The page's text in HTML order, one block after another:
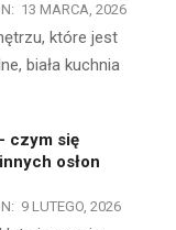
13 MARCA, 2026
które jest
biała kuchnia
czym się
osłon
9 LUTEGO, 2026